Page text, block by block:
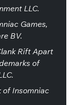
LLC.
Games,
BV.
Rift Apart
of
of Insomniac